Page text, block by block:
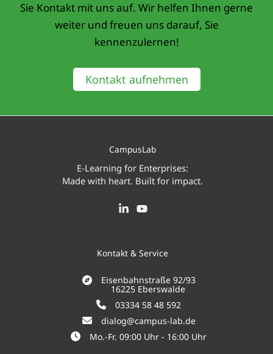
Sie Kontakt mit uns auf. Wir helfen Ihnen gerne
weiter und freuen uns darauf, Sie
kennenzulernen!
Kontakt aufnehmen
CampusLab
E-Learning for Enterprises:
Made with heart. Built for impact.
Kontakt & Service
Eisenbahnstraße 92/93
16225 Eberswalde
03334 58 48 592
dialog@campus-lab.de
Mo.-Fr. 09:00 Uhr - 16:00 Uhr